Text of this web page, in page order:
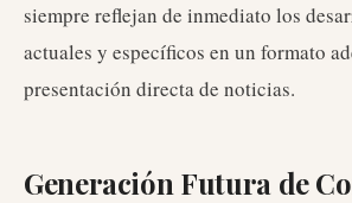
siempre reflejan de inmediato los
actuales y específicos en un formato
presentación directa de noticias.
Generación Futura de